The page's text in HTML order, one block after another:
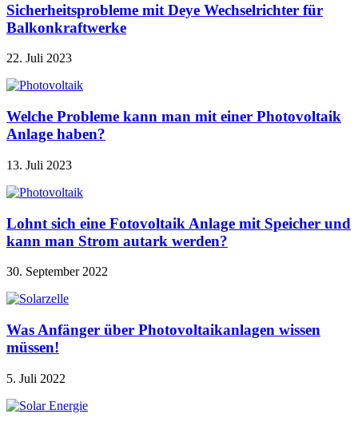
Sicherheitsprobleme mit Deye Wechselrichter für
Balkonkraftwerke
22. Juli 2023
Welche Probleme kann man mit einer Photovoltaik
Anlage haben?
13. Juli 2023
Lohnt sich eine Fotovoltaik Anlage mit Speicher und
kann man Strom autark werden?
30. September 2022
Was Anfänger über Photovoltaikanlagen wissen
müssen!
5. Juli 2022